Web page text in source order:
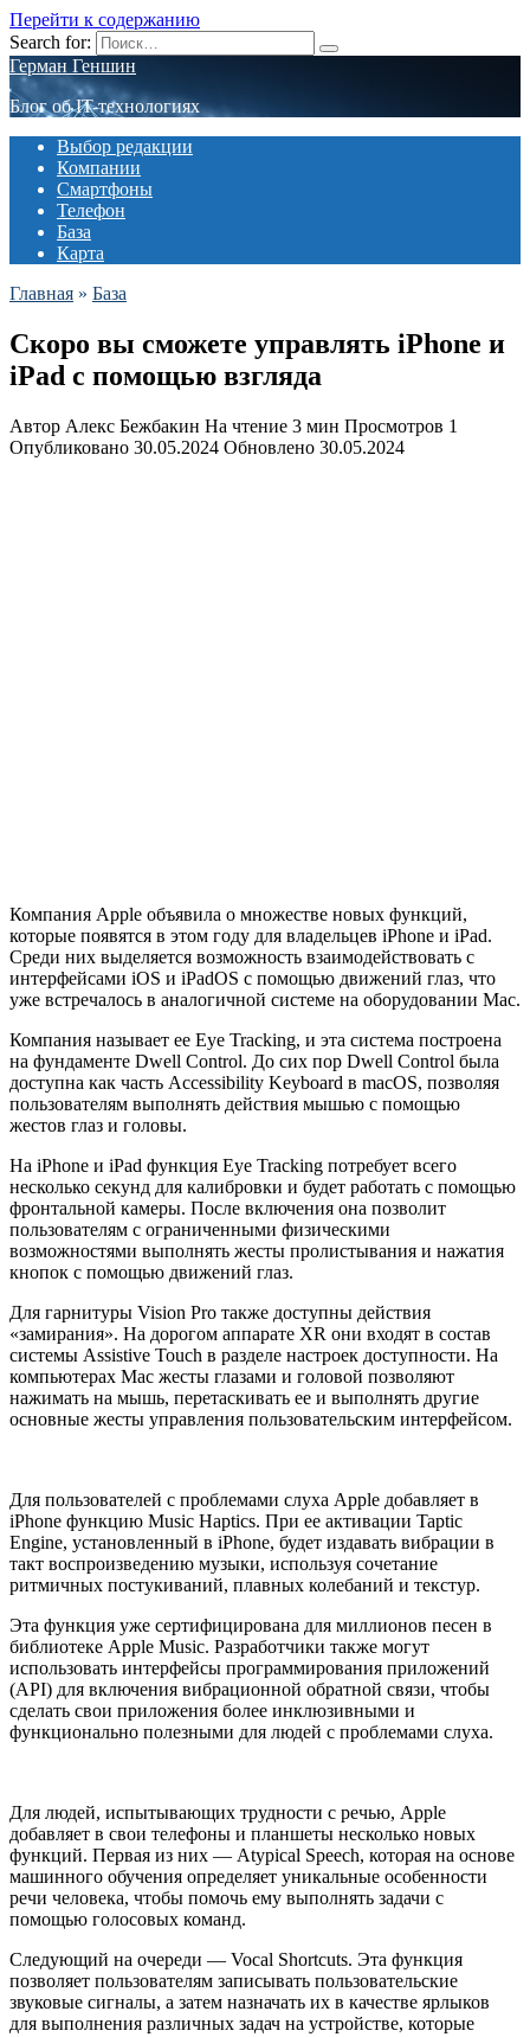
Перейти к содержанию
Search for:
Герман Геншин
Блог об IT-технологиях
Выбор редакции
Компании
Смартфоны
Телефон
База
Карта
Главная » База
Скоро вы сможете управлять iPhone и
iPad с помощью взгляда
Автор Алекс Бежбакин На чтение 3 мин Просмотров 1
Опубликовано 30.05.2024 Обновлено 30.05.2024
Компания Apple объявила о множестве новых функций,
которые появятся в этом году для владельцев iPhone и iPad.
Среди них выделяется возможность взаимодействовать с
интерфейсами iOS и iPadOS с помощью движений глаз, что
уже встречалось в аналогичной системе на оборудовании Mac.
Компания называет ее Eye Tracking, и эта система построена
на фундаменте Dwell Control. До сих пор Dwell Control была
доступна как часть Accessibility Keyboard в macOS, позволяя
пользователям выполнять действия мышью с помощью
жестов глаз и головы.
На iPhone и iPad функция Eye Tracking потребует всего
несколько секунд для калибровки и будет работать с помощью
фронтальной камеры. После включения она позволит
пользователям с ограниченными физическими
возможностями выполнять жесты пролистывания и нажатия
кнопок с помощью движений глаз.
Для гарнитуры Vision Pro также доступны действия
«замирания». На дорогом аппарате XR они входят в состав
системы Assistive Touch в разделе настроек доступности. На
компьютерах Mac жесты глазами и головой позволяют
нажимать на мышь, перетаскивать ее и выполнять другие
основные жесты управления пользовательским интерфейсом.
Для пользователей с проблемами слуха Apple добавляет в
iPhone функцию Music Haptics. При ее активации Taptic
Engine, установленный в iPhone, будет издавать вибрации в
такт воспроизведению музыки, используя сочетание
ритмичных постукиваний, плавных колебаний и текстур.
Эта функция уже сертифицирована для миллионов песен в
библиотеке Apple Music. Разработчики также могут
использовать интерфейсы программирования приложений
(API) для включения вибрационной обратной связи, чтобы
сделать свои приложения более инклюзивными и
функционально полезными для людей с проблемами слуха.
Для людей, испытывающих трудности с речью, Apple
добавляет в свои телефоны и планшеты несколько новых
функций. Первая из них — Atypical Speech, которая на основе
машинного обучения определяет уникальные особенности
речи человека, чтобы помочь ему выполнять задачи с
помощью голосовых команд.
Следующий на очереди — Vocal Shortcuts. Эта функция
позволяет пользователям записывать пользовательские
звуковые сигналы, а затем назначать их в качестве ярлыков
для выполнения различных задач на устройстве, которые